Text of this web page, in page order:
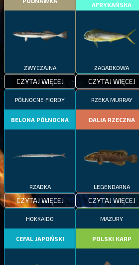
ZWYCZAJNA
CZYTAJ WIĘCEJ
AFRYKAŃSKA
ZAGADKOWA
CZYTAJ WIĘCEJ
PÓŁNOCNE FIORDY
BELONA PÓŁNOCNA
RZADKA
CZYTAJ WIĘCEJ
RZEKA MURRAY
DALIA RZECZNA
LEGENDARNA
CZYTAJ WIĘCEJ
HOKKAIDO
CEFAL JAPOŃSKI
MAZURY
POLSKI KARP